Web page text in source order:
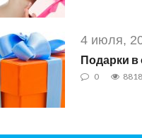
4 июля,
Подарки
0 8818